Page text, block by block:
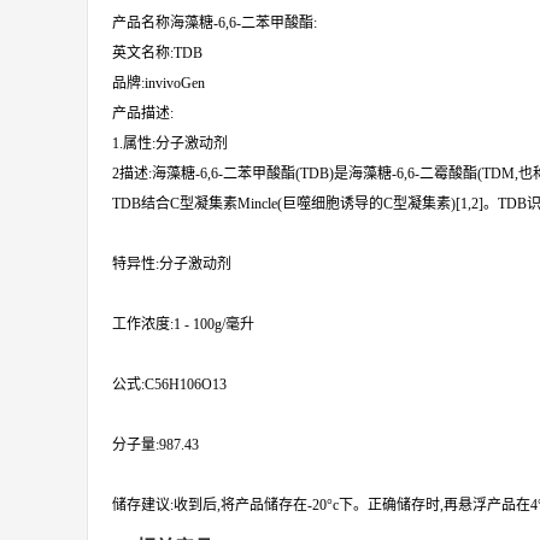
产品名称海藻糖-6,6-二苯甲酸酯:
英文名称:TDB
品牌:invivoGen
产品描述:
1.属性:分子激动剂
2描述:海藻糖-6,6-二苯甲酸酯(TDB)是海藻糖-6,6-二霉酸酯(TDM,
TDB结合C型凝集素Mincle(巨噬细胞诱导的C型凝集素)[1,2]。TDB
特异性:分子激动剂
工作浓度:1 - 100g/毫升
公式:C56H106O13
分子量:987.43
储存建议:收到后,将产品储存在-20°c下。正确储存时,再悬浮产品在